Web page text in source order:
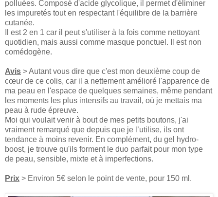
polluées. Composé d'acide glycolique, il permet d'éliminer
les impuretés tout en respectant l'équilibre de la barrière
cutanée.
Il est 2 en 1 car il peut s'utiliser à la fois comme nettoyant
quotidien, mais aussi comme masque ponctuel. Il est non
comédogène.
Avis > Autant vous dire que c'est mon deuxième coup de
cœur de ce colis, car il a nettement amélioré l'apparence de
ma peau en l'espace de quelques semaines, même pendant
les moments les plus intensifs au travail, où je mettais ma
peau à rude épreuve.
Moi qui voulait venir à bout de mes petits boutons, j'ai
vraiment remarqué que depuis que je l’utilise, ils ont
tendance à moins revenir. En complément, du gel hydro-
boost, je trouve qu'ils forment le duo parfait pour mon type
de peau, sensible, mixte et à imperfections.
Prix > Environ 5€ selon le point de vente, pour 150 ml.